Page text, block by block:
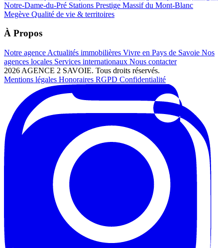
Notre-Dame-du-Pré Stations Prestige Massif du Mont-Blanc
Megève Qualité de vie & territoires
À Propos
Notre agence Actualités immobilières Vivre en Pays de Savoie Nos
agences locales Services internationaux Nous contacter
2026 AGENCE 2 SAVOIE. Tous droits réservés.
Mentions légales Honoraires RGPD Confidentialité